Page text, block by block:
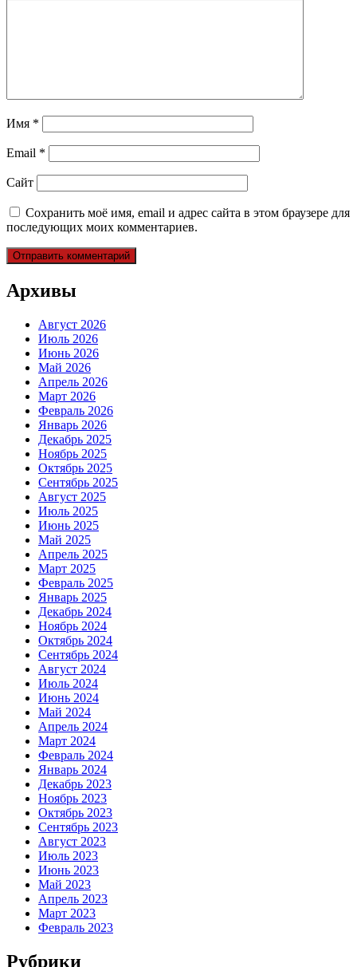
Имя *
Email *
Сайт
Сохранить моё имя, email и адрес сайта в этом браузере для
последующих моих комментариев.
Архивы
Август 2026
Июль 2026
Июнь 2026
Май 2026
Апрель 2026
Март 2026
Февраль 2026
Январь 2026
Декабрь 2025
Ноябрь 2025
Октябрь 2025
Сентябрь 2025
Август 2025
Июль 2025
Июнь 2025
Май 2025
Апрель 2025
Март 2025
Февраль 2025
Январь 2025
Декабрь 2024
Ноябрь 2024
Октябрь 2024
Сентябрь 2024
Август 2024
Июль 2024
Июнь 2024
Май 2024
Апрель 2024
Март 2024
Февраль 2024
Январь 2024
Декабрь 2023
Ноябрь 2023
Октябрь 2023
Сентябрь 2023
Август 2023
Июль 2023
Июнь 2023
Май 2023
Апрель 2023
Март 2023
Февраль 2023
Рубрики